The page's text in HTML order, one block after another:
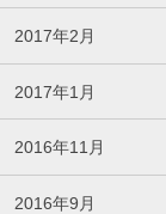
2017年2月
2017年1月
2016年11月
2016年9月